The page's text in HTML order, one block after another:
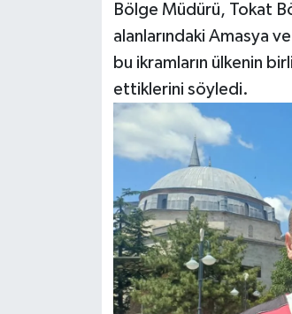
Bölge Müdürü, Tokat
alanlarındaki Amasya
bu ikramların ülkenin
ettiklerini söyledi.